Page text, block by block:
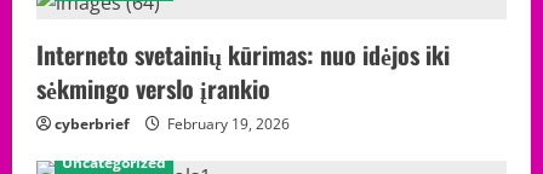
Interneto svetainių kūrimas: nuo idėjos iki
sėkmingo verslo įrankio
cyberbrief
February 19, 2026
Uncategorized